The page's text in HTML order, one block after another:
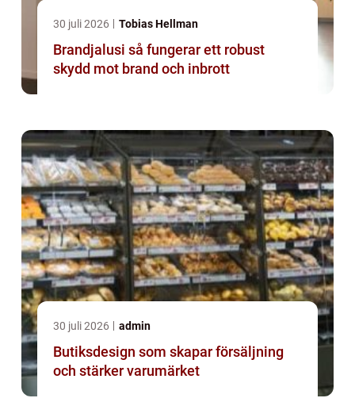
30 juli 2026 Tobias Hellman
Brandjalusi så fungerar ett robust
skydd mot brand och inbrott
30 juli 2026 admin
Butiksdesign som skapar försäljning
och stärker varumärket